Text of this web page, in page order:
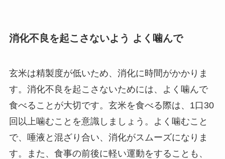
消化不良を起こさないよう よく噛んで
玄米は精製度が低いため、消化に時間がかかりま
す。消化不良を起こさないためには、よく噛んで
食べることが大切です。玄米を食べる際は、1口30
回以上噛むことを意識しましょう。よく噛むこと
で、唾液と混ざり合い、消化がスムーズになりま
す。また、食事の前後に軽い運動をすることも、